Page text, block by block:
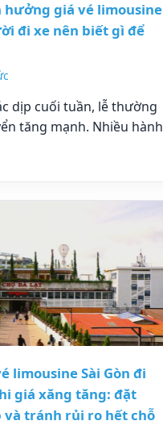
hưởng giá vé limousine
đi xe nên biết gì để
dịp cuối tuần, lễ thường
tăng mạnh. Nhiều hành
limousine Sài Gòn đi
giá xăng tăng: đặt
và tránh rủi ro hết chỗ